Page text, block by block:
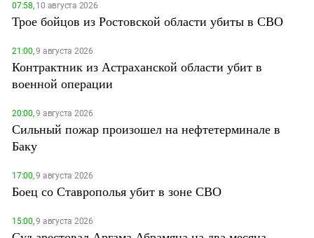
07:58,10 августа 2026
Трое бойцов из Ростовской области убиты в СВО
21:00,9 августа 2026
Контрактник из Астраханской области убит в
военной операции
20:00,9 августа 2026
Сильный пожар произошел на нефтетерминале в
Баку
17:00,9 августа 2026
Боец со Ставрополья убит в зоне СВО
15:00,9 августа 2026